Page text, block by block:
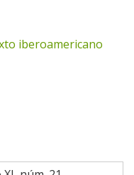
iberoamericano